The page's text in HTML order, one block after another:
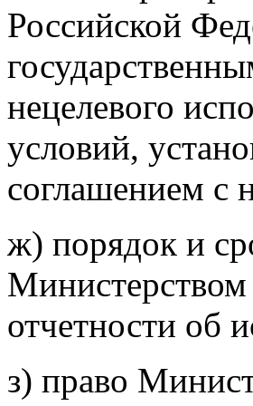
Российской
нецелевого
условий,
соглашением с
ж) порядок и
отчетности об
з) право